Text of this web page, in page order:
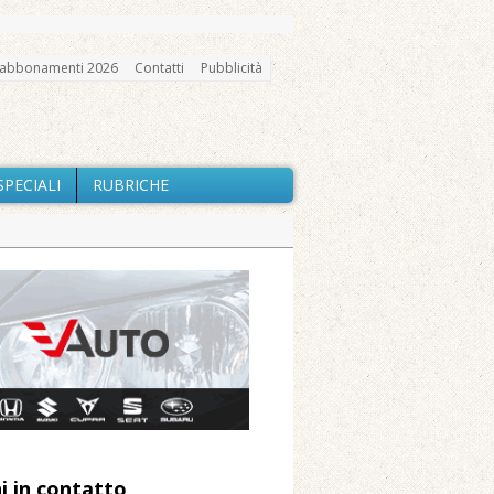
2026 Contatti Pubblicità
RUBRICHE
Marazzato
«Misura precauzionale e